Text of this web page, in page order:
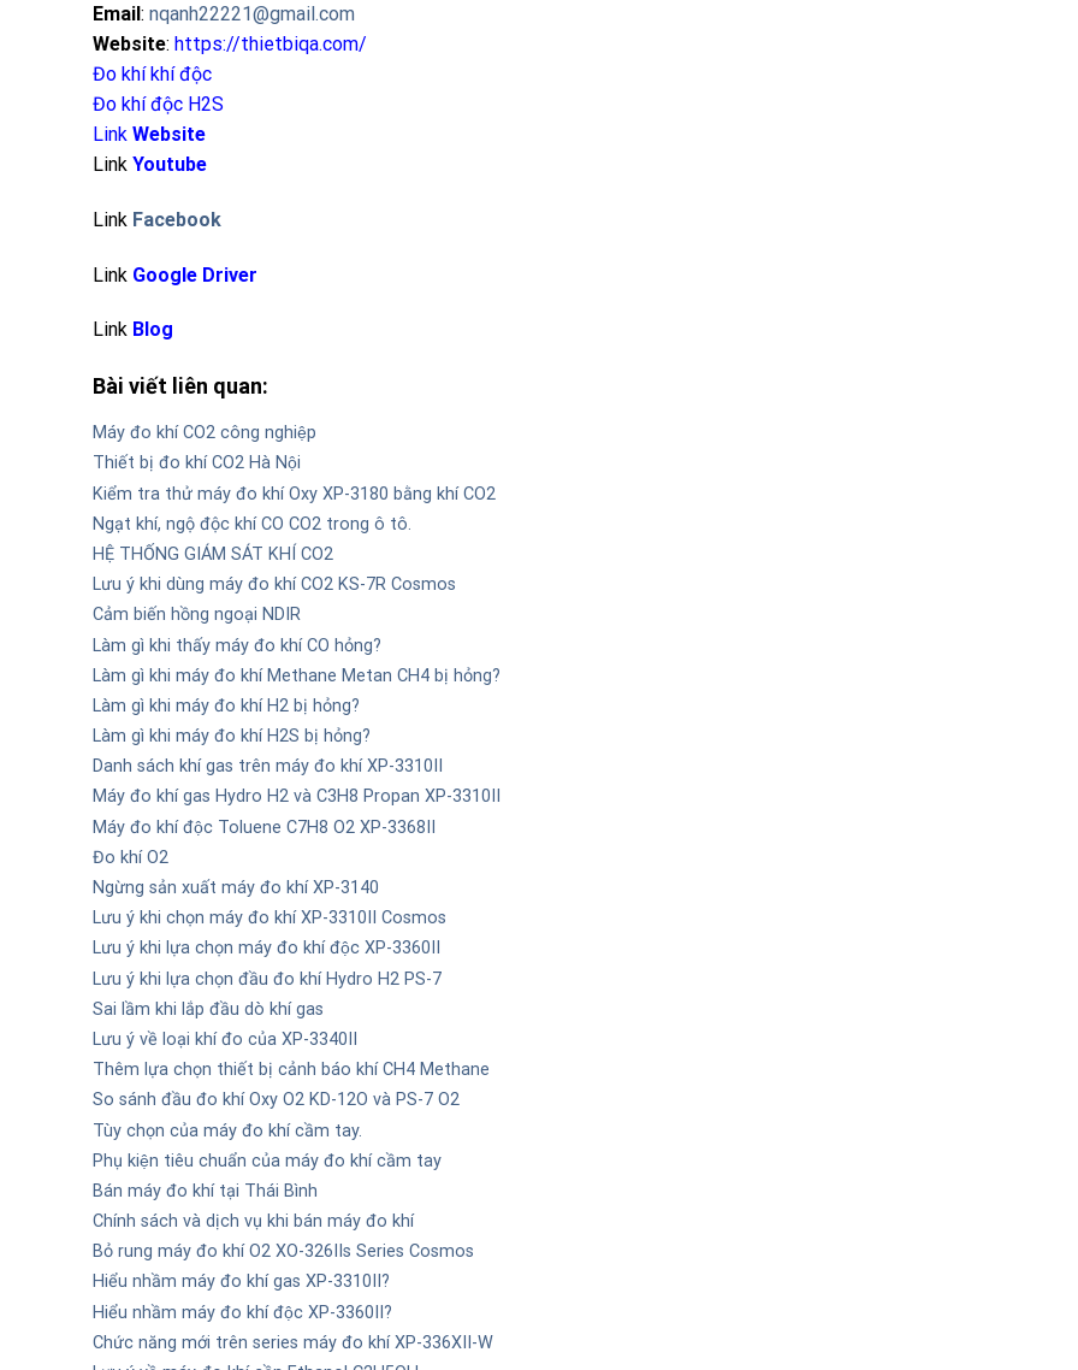
Email: nqanh22221@gmail.com
Website: https://thietbiqa.com/
Đo khí khí độc
Đo khí độc H2S
Link Website
Link Youtube
Link Facebook
Link Google Driver
Link Blog
Bài viết liên quan:
Máy đo khí CO2 công nghiệp
Thiết bị đo khí CO2 Hà Nội
Kiểm tra thử máy đo khí Oxy XP-3180 bằng khí CO2
Ngạt khí, ngộ độc khí CO CO2 trong ô tô.
HỆ THỐNG GIÁM SÁT KHÍ CO2
Lưu ý khi dùng máy đo khí CO2 KS-7R Cosmos
Cảm biến hồng ngoại NDIR
Làm gì khi thấy máy đo khí CO hỏng?
Làm gì khi máy đo khí Methane Metan CH4 bị hỏng?
Làm gì khi máy đo khí H2 bị hỏng?
Làm gì khi máy đo khí H2S bị hỏng?
Danh sách khí gas trên máy đo khí XP-3310II
Máy đo khí gas Hydro H2 và C3H8 Propan XP-3310II
Máy đo khí độc Toluene C7H8 O2 XP-3368II
Đo khí O2
Ngừng sản xuất máy đo khí XP-3140
Lưu ý khi chọn máy đo khí XP-3310II Cosmos
Lưu ý khi lựa chọn máy đo khí độc XP-3360II
Lưu ý khi lựa chọn đầu đo khí Hydro H2 PS-7
Sai lầm khi lắp đầu dò khí gas
Lưu ý về loại khí đo của XP-3340II
Thêm lựa chọn thiết bị cảnh báo khí CH4 Methane
So sánh đầu đo khí Oxy O2 KD-12O và PS-7 O2
Tùy chọn của máy đo khí cầm tay.
Phụ kiện tiêu chuẩn của máy đo khí cầm tay
Bán máy đo khí tại Thái Bình
Chính sách và dịch vụ khi bán máy đo khí
Bỏ rung máy đo khí O2 XO-326IIs Series Cosmos
Hiểu nhầm máy đo khí gas XP-3310II?
Hiểu nhầm máy đo khí độc XP-3360II?
Chức năng mới trên series máy đo khí XP-336XII-W